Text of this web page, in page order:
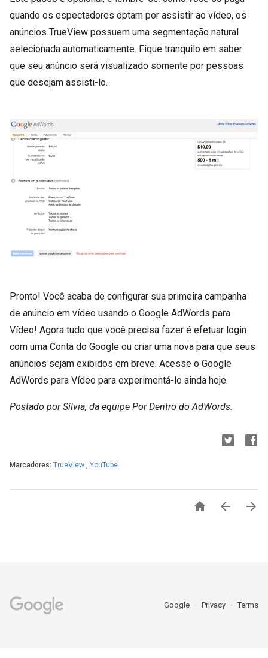
quando os espectadores optam por assistir ao vídeo, os
anúncios TrueView possuem uma segmentação natural
selecionada automaticamente. Fique tranquilo em saber
que seu anúncio será visualizado somente por pessoas
que desejam assisti-lo.
Pronto! Você acaba de configurar sua primeira campanha
de anúncio em vídeo usando o Google AdWords para
Vídeo! Agora tudo que você precisa fazer é efetuar login
com uma Conta do Google ou criar uma nova para que seus
anúncios sejam exibidos em breve. Acesse o Google
AdWords para Vídeo para experimentá-lo ainda hoje.
Postado por Sílvia, da equipe Por Dentro do AdWords.
Marcadores: TrueView , YouTube
  
Google Privacy Terms